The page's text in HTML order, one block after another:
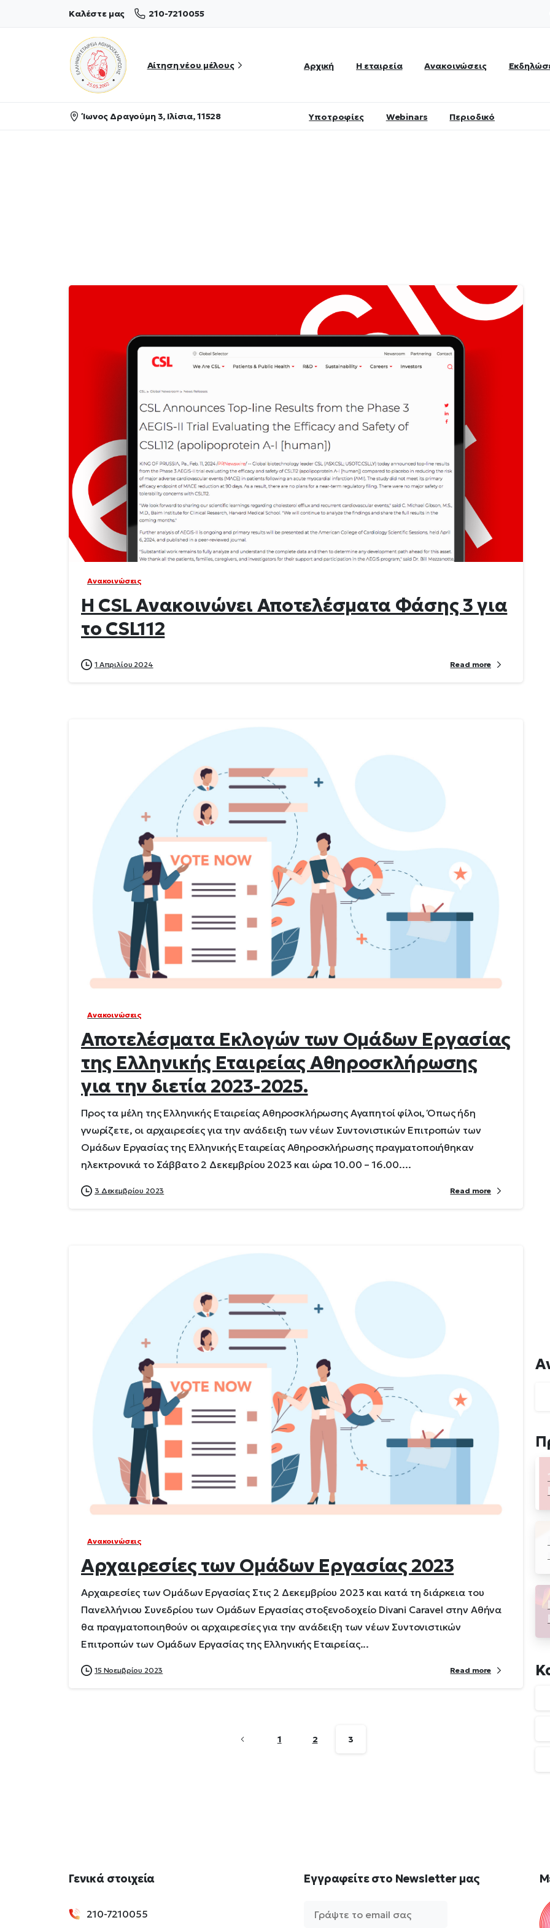
Καλέστε μας 210-7210055
Αίτηση νέου μέλους Αρχική Η εταιρεία Ανακοινώσεις
Ίωνος Δραγούμη 3, Ιλίσια, 11528 Υποτροφίες Webinars Περιοδικό
Ανακοινώσεις
Η CSL Ανακοινώνει Αποτελέσματα Φάσης 3 για
το CSL112
1 Απριλίου 2024 Read more
Ανακοινώσεις
Αποτελέσματα Εκλογών των Ομάδων Εργασίας
της Ελληνικής Εταιρείας Αθηροσκλήρωσης
για την διετία 2023-2025.
Προς τα μέλη της Ελληνικής Εταιρείας Αθηροσκλήρωσης Αγαπητοί φίλοι, Όπως ήδη
γνωρίζετε, οι αρχαιρεσίες για την ανάδειξη των νέων Συντονιστικών Επιτροπών των
Ομάδων Εργασίας της Ελληνικής Εταιρείας Αθηροσκλήρωσης πραγματοποιήθηκαν
ηλεκτρονικά το Σάββατο 2 Δεκεμβρίου 2023 και ώρα 10.00 – 16.00....
3 Δεκεμβρίου 2023 Read more
Ανακοινώσεις
Αρχαιρεσίες των Ομάδων Εργασίας 2023
Αρχαιρεσίες των Ομάδων Εργασίας Στις 2 Δεκεμβρίου 2023 και κατά τη διάρκεια του
Πανελλήνιου Συνεδρίου των Ομάδων Εργασίας στοξενοδοχείο Divani Caravel στην Αθήνα
θα πραγματοποιηθούν οι αρχαιρεσίες για την ανάδειξη των νέων Συντονιστικών
Επιτροπών των Ομάδων Εργασίας της Ελληνικής Εταιρείας...
15 Νοεμβρίου 2023 Read more
1 2 3
Γενικά στοιχεία
210-7210055
Εγγραφείτεστο Newsletter μας